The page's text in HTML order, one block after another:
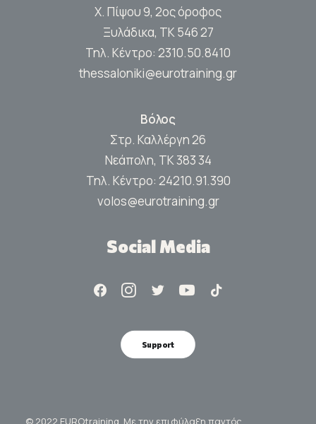
Χ. Πίψου 9, 2ος όροφος
Ξυλάδικα, ΤΚ 546 27
Τηλ. Κέντρο: 2310.50.8410
thessaloniki@eurotraining.gr
Βόλος
Στρ. Καλλέργη 26
Νεάπολη, ΤΚ 383 34
Τηλ. Κέντρο: 24210.91.390
volos@eurotraining.gr
Social Media
Support
© 2022 EUROtraining. Με την επιφύλαξη παντός